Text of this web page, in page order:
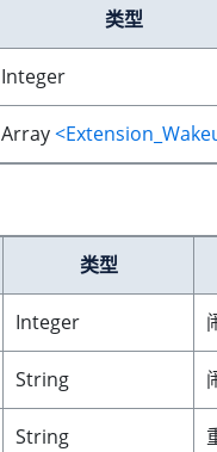
类型
Integer
Array
类型
Integer
String
String